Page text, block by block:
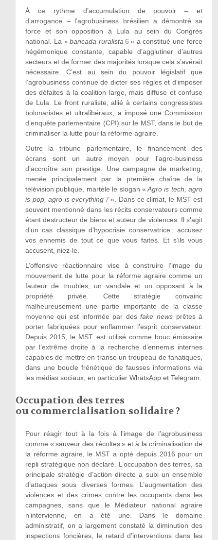
À ce rythme d’accumulation de pouvoir – et
d’arrogance – l’agrobusiness brésilien a démontré sa
force et son opposition à Lula au sein du Congrès
national. La « bancada ruralista 6 » a constitué une force
hégémonique constante, capable d’agglutiner d’autres
secteurs et de former des majorités lorsque cela s’avérait
nécessaire. C’est au sein du pouvoir législatif que
l’agrobusiness continue de dicter ses règles et d’imposer
des défaites à la coalition large, mais diffuse et confuse
de Lula. Le front ruraliste, allié à certains congressistes
bolonaristes et ultralibéraux, a imposé une Commission
d’enquête parlementaire (CPI) sur le MST, dans le but de
criminaliser la lutte pour la réforme agraire.
Outre la tribune parlementaire, le financement des
écrans sont un autre moyen pour l’agro-business
d’accroître son prestige. Une campagne de marketing,
menée principalement par la première chaîne de la
télévision publique, martèle le slogan « Agro is tech, agro
is pop, agro is everything7 ». Dans ce climat, le MST est
souvent mentionné dans les récits conservateurs comme
étant destructeur de biens et auteur de violences. Il s’agit
d’un cas classique d’hypocrisie conservatrice : accusez
vos ennemis de tout ce que vous faites. Et s’ils vous
accusent, niez-le.
L’offensive réactionnaire vise à construire l’image du
mouvement de lutte pour la réforme agraire comme un
fauteur de troubles, un vandale et un opposant à la
propriété privée. Cette stratégie convainc
malheureusement une partie importante de la classe
moyenne qui est informée par desfake news prêtes à
porter fabriquées pour enflammer l’esprit conservateur.
Depuis 2015, le MST est utilisé comme bouc émissaire
par l’extrême droite à la recherche d’ennemis internes
capables de mettre en transe un troupeau de fanatiques,
dans une boucle frénétique de fausses informations via
les médias sociaux, en particulier WhatsApp et Telegram.
Occupation des terres
ou commercialisation solidaire ?
Pour réagir tout à la fois à l’image de l’agrobusiness
comme « sauveur des récoltes » et à la criminalisation de
la réforme agraire, le MST a opté depuis 2016 pour un
repli stratégique non déclaré. L’occupation des terres, sa
principale stratégie d’action directe a subi un ensemble
d’attaques sous diverses formes. L’augmentation des
violences et des crimes contre les occupants dans les
campagnes, sans que le Médiateur national agraire
n’intervienne, en a été une. Dans le domaine
administratif, on a largement constaté la diminution des
inspections foncières, le retard d’interventions dans les